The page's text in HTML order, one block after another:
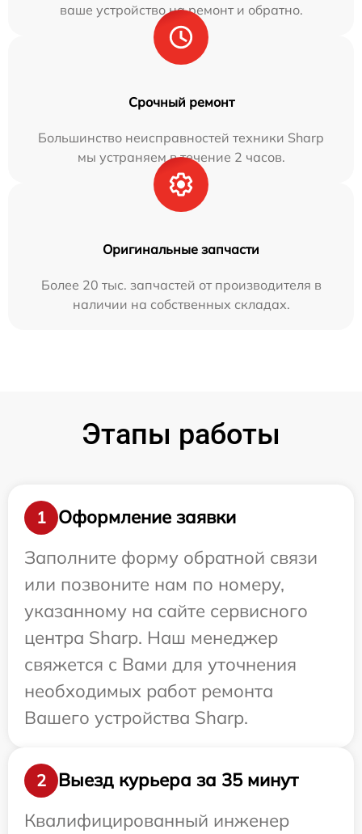
ваше устройство на ремонт и обратно.
Срочный ремонт
Большинство неисправностей техники Sharp
мы устраняем в течение 2 часов.
Оригинальные запчасти
Более 20 тыс. запчастей от производителя в
наличии на собственных складах.
Этапы работы
1
Оформление заявки
Заполните форму обратной связи
или позвоните нам по номеру,
указанному на сайте сервисного
центра Sharp. Наш менеджер
свяжется с Вами для уточнения
необходимых работ ремонта
Вашего устройства Sharp.
2
Выезд курьера за 35 минут
Квалифицированный инженер